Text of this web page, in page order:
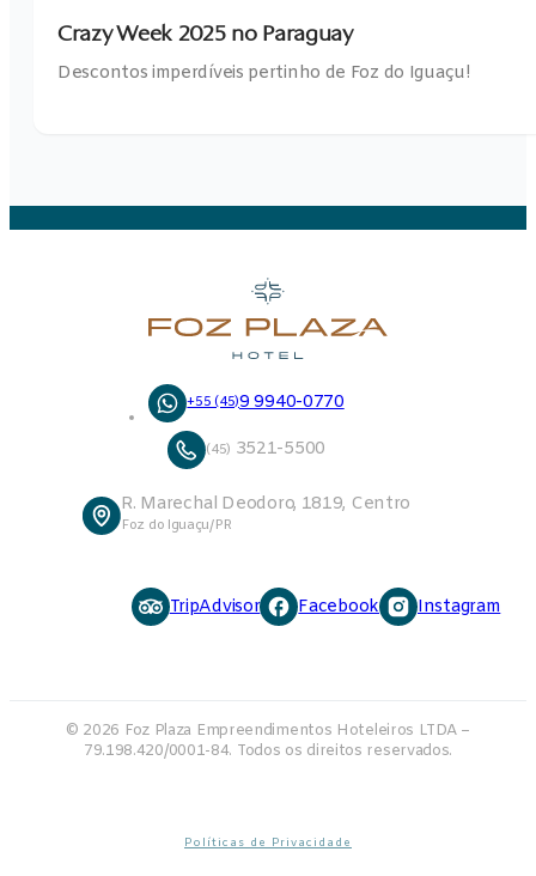
Crazy Week 2025 no Paraguay
Descontos imperdíveis pertinho de Foz do Iguaçu!
+55 (45)9 9940-0770
(45) 3521-5500
R. Marechal Deodoro, 1819, Centro
Foz do Iguaçu/PR
TripAdvisor Facebook Instagram
© 2026 Foz Plaza Empreendimentos Hoteleiros LTDA –
79.198.420/0001-84. Todos os direitos reservados.
Políticas de Privacidade